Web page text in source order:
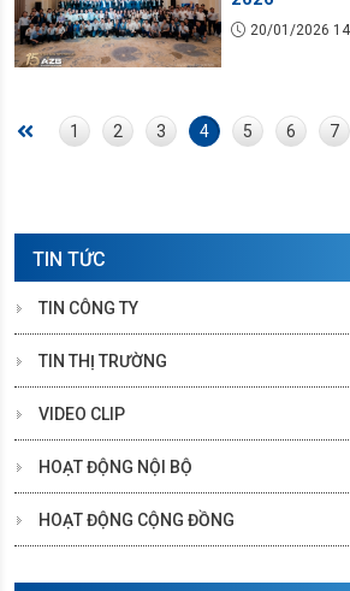
20/01/2026
1 2 3 4 5 6 7
TIN TỨC
TIN CÔNG TY
TIN THỊ TRƯỜNG
VIDEO CLIP
HOẠT ĐỘNG NỘI BỘ
HOẠT ĐỘNG CỘNG ĐỒNG